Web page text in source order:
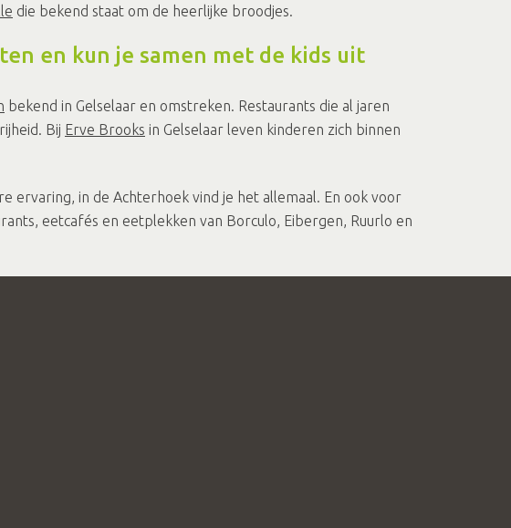
die bekend staat om de heerlijke broodjes.
en kun je samen met de kids uit
bekend in Gelselaar en omstreken. Restaurants die al jaren
Bij Erve Brooks in Gelselaar leven kinderen zich binnen
ervaring, in de Achterhoek vind je het allemaal. En ook voor
eetcafés en eetplekken van Borculo, Eibergen, Ruurlo en